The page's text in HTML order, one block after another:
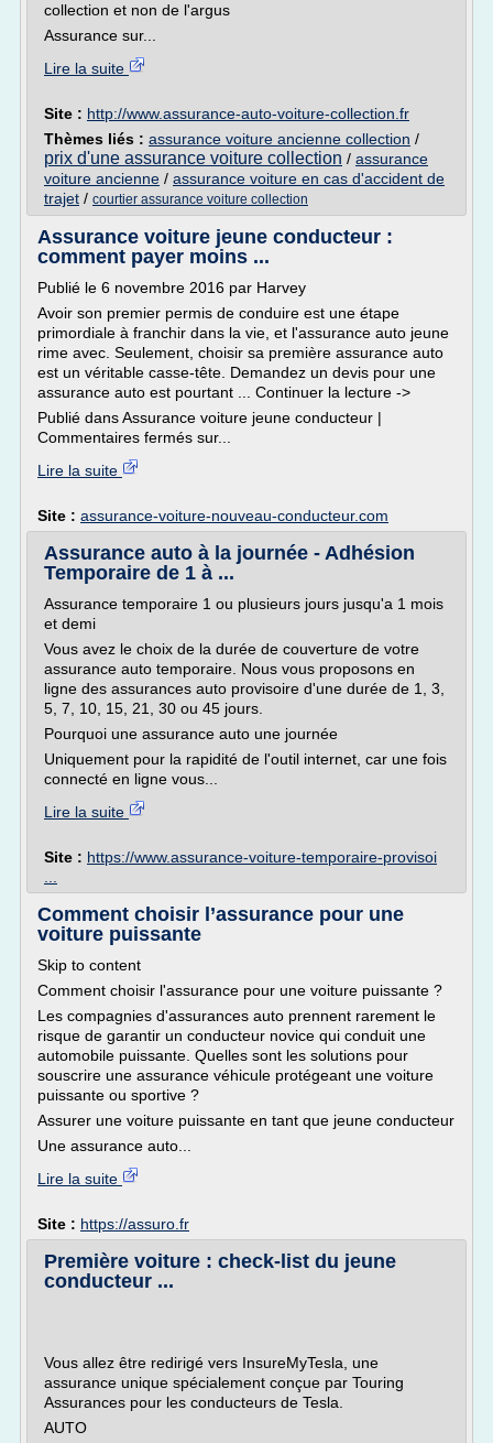
collection et non de l'argus
Assurance sur...
Lire la suite
Site : http://www.assurance-auto-voiture-collection.fr
Thèmes liés : assurance voiture ancienne collection /
prix d'une assurance voiture collection / assurance
voiture ancienne / assurance voiture en cas d'accident de
trajet / courtier assurance voiture collection
Assurance voiture jeune conducteur :
comment payer moins ...
Publié le 6 novembre 2016 par Harvey
Avoir son premier permis de conduire est une étape
primordiale à franchir dans la vie, et l'assurance auto jeune
rime avec. Seulement, choisir sa première assurance auto
est un véritable casse-tête. Demandez un devis pour une
assurance auto est pourtant ... Continuer la lecture ->
Publié dans Assurance voiture jeune conducteur |
Commentaires fermés sur...
Lire la suite
Site : assurance-voiture-nouveau-conducteur.com
Assurance auto à la journée - Adhésion
Temporaire de 1 à ...
Assurance temporaire 1 ou plusieurs jours jusqu'a 1 mois
et demi
Vous avez le choix de la durée de couverture de votre
assurance auto temporaire. Nous vous proposons en
ligne des assurances auto provisoire d'une durée de 1, 3,
5, 7, 10, 15, 21, 30 ou 45 jours.
Pourquoi une assurance auto une journée
Uniquement pour la rapidité de l'outil internet, car une fois
connecté en ligne vous...
Lire la suite
Site : https://www.assurance-voiture-temporaire-provisoi
Comment choisir l’assurance pour une
voiture puissante
Skip to content
Comment choisir l'assurance pour une voiture puissante ?
Les compagnies d'assurances auto prennent rarement le
risque de garantir un conducteur novice qui conduit une
automobile puissante. Quelles sont les solutions pour
souscrire une assurance véhicule protégeant une voiture
puissante ou sportive ?
Assurer une voiture puissante en tant que jeune conducteur
Une assurance auto...
Lire la suite
Site : https://assuro.fr
Première voiture : check-list du jeune
conducteur ...
Vous allez être redirigé vers InsureMyTesla, une
assurance unique spécialement conçue par Touring
Assurances pour les conducteurs de Tesla.
AUTO